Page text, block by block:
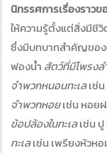
นิทรรศการเรื่องราว
ให้ความรู้ตั้งแต่สิ่งมีชี
ซึ่งมีบทบาทสำคัญของ
ฟองน้ำ สัตว์ที่มีโพรงล
จำพวกหนอนทะเลเช่
จำพวกหอยเช่น หอย
ข้อปล้องในทะเลเช่น ปู
ทะเลเช่น เพรียงหัวห